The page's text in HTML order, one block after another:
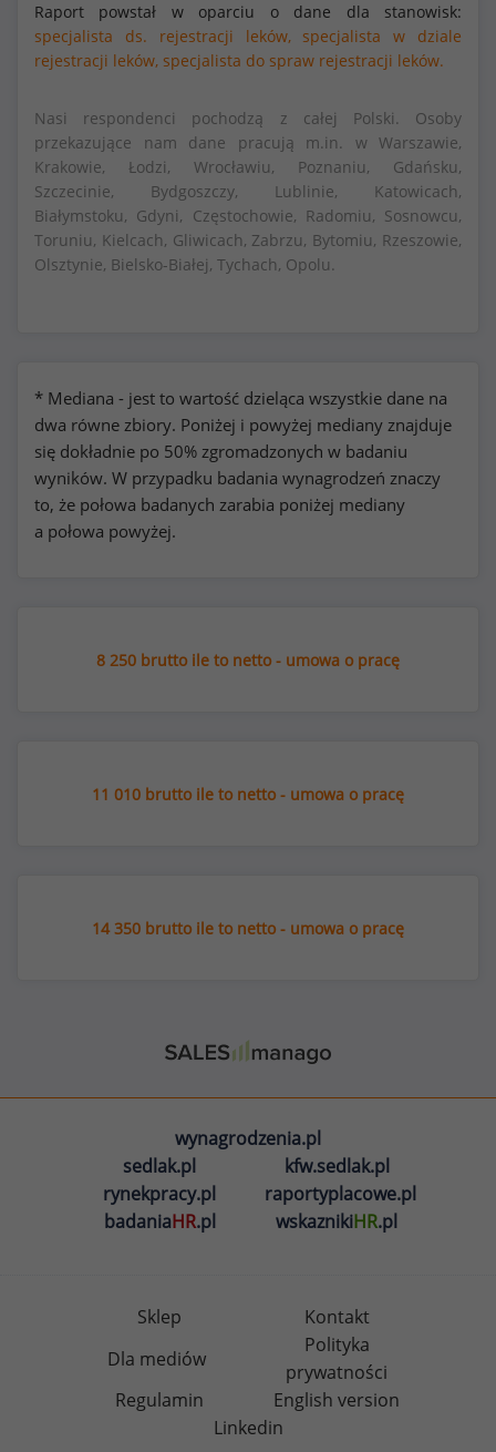
Raport powstał w oparciu o dane dla stanowisk:
specjalista ds. rejestracji leków,
specjalista w dziale
rejestracji leków, specjalista do spraw rejestracji leków.
Nasi respondenci pochodzą z całej Polski. Osoby
przekazujące nam dane pracują m.in. w Warszawie,
Krakowie, Łodzi, Wrocławiu, Poznaniu, Gdańsku,
Szczecinie, Bydgoszczy, Lublinie, Katowicach,
Białymstoku, Gdyni, Częstochowie, Radomiu, Sosnowcu,
Toruniu, Kielcach, Gliwicach, Zabrzu, Bytomiu, Rzeszowie,
Olsztynie, Bielsko-Białej, Tychach, Opolu.
* Mediana - jest to wartość dzieląca wszystkie dane na
dwa równe zbiory. Poniżej i powyżej mediany znajduje
się dokładnie po 50% zgromadzonych w badaniu
wyników. W przypadku badania wynagrodzeń znaczy
to, że połowa badanych zarabia poniżej mediany
a połowa powyżej.
8 250 brutto ile to netto - umowa o pracę
11 010 brutto ile to netto - umowa o pracę
14 350 brutto ile to netto - umowa o pracę
wynagrodzenia.pl
sedlak.pl
kfw.sedlak.pl
rynekpracy.pl
raportyplacowe.pl
badaniaHR.pl wskaznikiHR.pl
Sklep
Kontakt
Dla mediów
Polityka
prywatności
Regulamin
English version
Linkedin